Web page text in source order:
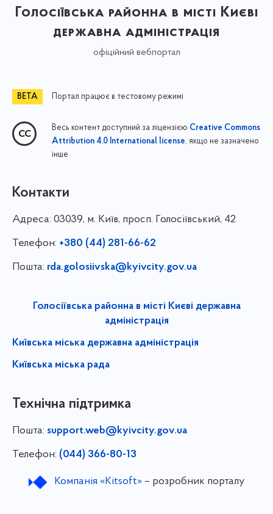
Голосіївська районна в місті Києві
державна адміністрація
офіційний вебпортал
Портал працює в тестовому режимі
Весь контент доступний за ліцензією Creative Commons
Attribution 4.0 International license, якщо не зазначено
інше
Контакти
Адреса: 03039, м. Київ, просп. Голосіївський, 42
Телефон: +380 (44) 281-66-62
Пошта: rda.golosiivska@kyivcity.gov.ua
Голосіївська районна в місті Києві державна
адміністрація
Київська міська державна адміністрація
Київська міська рада
Технічна підтримка
Пошта: support.web@kyivcity.gov.ua
Телефон: (044) 366-80-13
Компанія «Kitsoft»– розробник порталу